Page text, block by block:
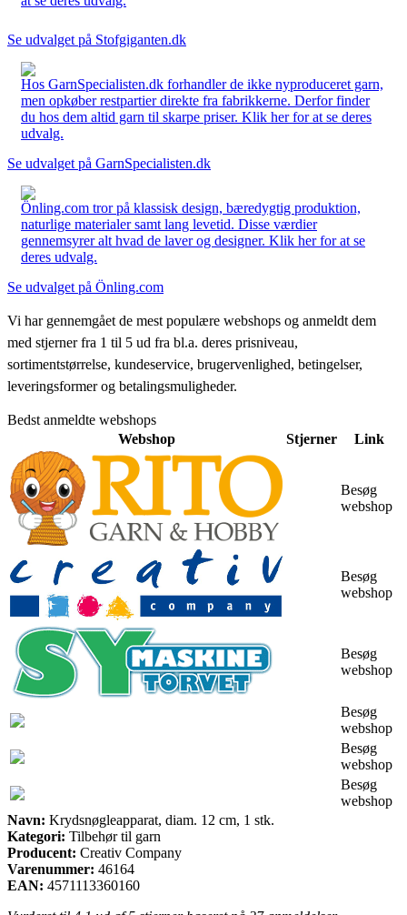
Se udvalget på Stofgiganten.dk
Hos GarnSpecialisten.dk forhandler de ikke nyproduceret garn,
men opkøber restpartier direkte fra fabrikkerne. Derfor finder
du hos dem altid garn til skarpe priser. Klik her for at se deres
udvalg.
Se udvalget på GarnSpecialisten.dk
Önling.com tror på klassisk design, bæredygtig produktion,
naturlige materialer samt lang levetid. Disse værdier
gennemsyrer alt hvad de laver og designer. Klik her for at se
deres udvalg.
Se udvalget på Önling.com
Vi har gennemgået de mest populære webshops og anmeldt dem
med stjerner fra 1 til 5 ud fra bl.a. deres prisniveau,
sortimentstørrelse, kundeservice, brugervenlighed, betingelser,
leveringsformer og betalingsmuligheder.
Bedst anmeldte webshops
Webshop
Stjerner Link
Besøg
webshop
Besøg
webshop
Besøg
webshop
Besøg
webshop
Besøg
webshop
Besøg
webshop
Navn: Krydsnøgleapparat, diam. 12 cm, 1 stk.
Kategori: Tilbehør til garn
Producent: Creativ Company
Varenummer: 46164
EAN: 4571113360160